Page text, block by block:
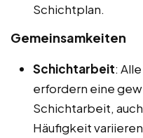
Schichtplan.
Gemeinsamkeiten
Schichtarbeit:
erfordern eine
Schichtarbeit,
Häufigkeit